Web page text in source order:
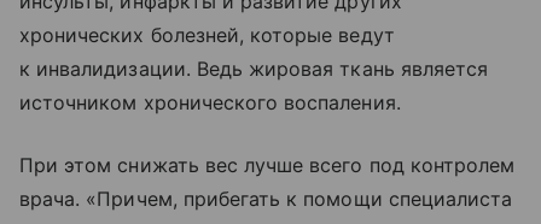
хронических болезней, которые ведут
к инвалидизации. Ведь жировая ткань является
источником хронического воспаления.
При этом снижать вес лучше всего под контролем
врача. «Причем, прибегать к помощи специалиста